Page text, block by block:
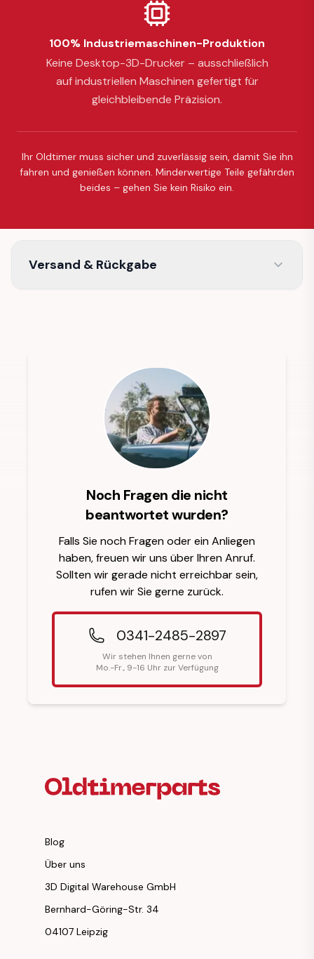
100% Industriemaschinen-Produktion
Keine Desktop-3D-Drucker – ausschließlich
auf industriellen Maschinen gefertigt für
gleichbleibende Präzision.
Ihr Oldtimer muss sicher und zuverlässig sein, damit Sie ihn
fahren und genießen können. Minderwertige Teile gefährden
beides – gehen Sie kein Risiko ein.
Versand & Rückgabe
Noch Fragen die nicht
beantwortet wurden?
Falls Sie noch Fragen oder ein Anliegen
haben, freuen wir uns über Ihren Anruf.
Sollten wir gerade nicht erreichbar sein,
rufen wir Sie gerne zurück.
0341-2485-2897
Wir stehen Ihnen gerne von
Mo.-Fr., 9-16 Uhr zur Verfügung
Blog
Über uns
3D Digital Warehouse GmbH
Bernhard-Göring-Str. 34
04107 Leipzig